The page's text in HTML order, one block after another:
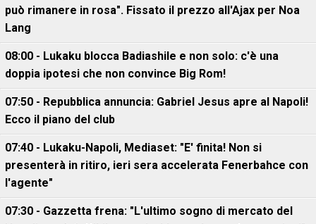
può rimanere in rosa". Fissato il prezzo all'Ajax per Noa
Lang
08:00 - Lukaku blocca Badiashile e non solo: c'è una
doppia ipotesi che non convince Big Rom!
07:50 - Repubblica annuncia: Gabriel Jesus apre al Napoli!
Ecco il piano del club
07:40 - Lukaku-Napoli, Mediaset: "E' finita! Non si
presenterà in ritiro, ieri sera accelerata Fenerbahce con
l'agente"
07:30 - Gazzetta frena: "L'ultimo sogno di mercato del